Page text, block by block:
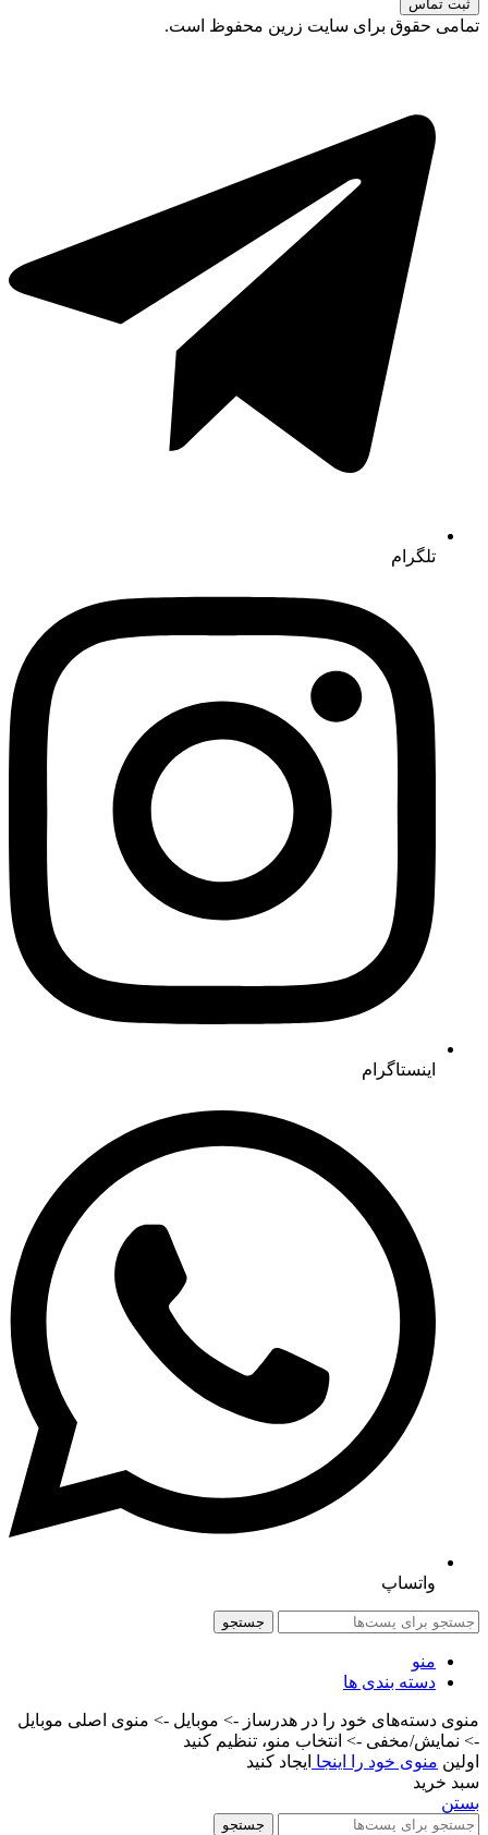
ثبت تماس
تمامی حقوق برای سایت زرین محفوظ است.
تلگرام
اینستاگرام
واتساپ
جستجو
منو
دسته بندی ها
منوی دسته‌های خود را در هدرساز -> موبایل -> منوی اصلی موبایل
-> نمایش/مخفی -> انتخاب منو، تنظیم کنید
اولین منوی خود را اینجا ایجاد کنید
سبد خرید
بستن
جستجو